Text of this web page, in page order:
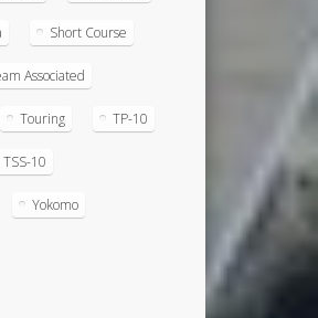
Short Course
Associated
Touring TP-10
TSS-10
Yokomo